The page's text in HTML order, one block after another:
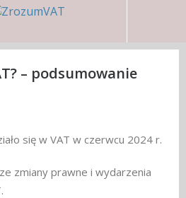
– podsumowanie
się w VAT w czerwcu 2024 r.
zmiany prawne i wydarzenia